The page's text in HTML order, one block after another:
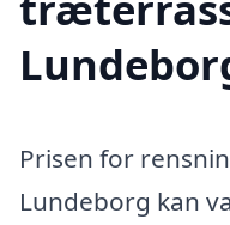
Prisen for
Lundeborg kan